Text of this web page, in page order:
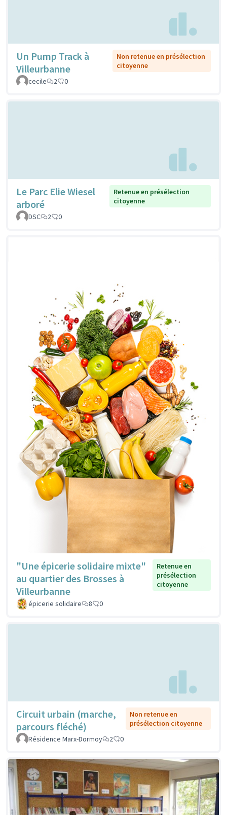
Un Pump Track à
Villeurbanne
Non retenue en présélection
citoyenne
cecile
2 0
Le Parc Elie Wiesel
arboré
Retenue en présélection
citoyenne
DSC
2 0
"Une épicerie solidaire mixte"
au quartier des Brosses à
Villeurbanne
Retenue en
présélection
citoyenne
épicerie solidaire 8 0
Circuit urbain (marche,
parcours fléché)
Non retenue en
présélection citoyenne
Résidence Marx-Dormoy
2 0